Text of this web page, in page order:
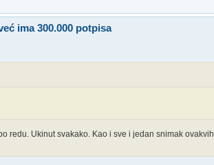
ima 300.000 potpisa
redu. Ukinut svakako. Kao i sve i jedan snimak ovakvih